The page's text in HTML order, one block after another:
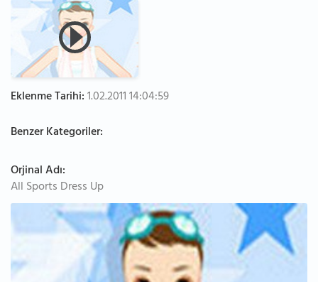
Eklenme Tarihi:1.02.2011 14:04:59
Benzer Kategoriler:
Orjinal Adı:
All Sports Dress Up